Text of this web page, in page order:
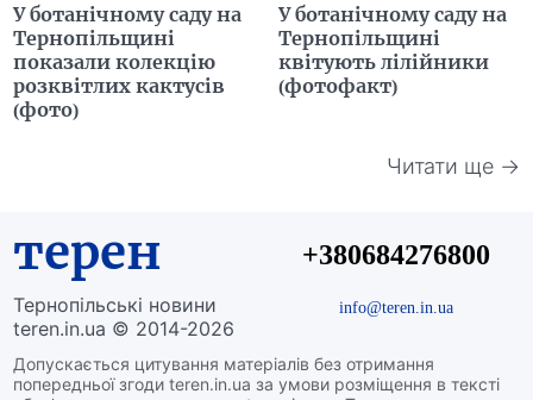
У ботанічному саду на
Тернопільщині
показали колекцію
розквітлих кактусів
(фото)
У ботанічному саду на
Тернопільщині
квітують лілійники
(фотофакт)
Читати ще →
терен
Тернопільські новини
teren.in.ua © 2014-2026
Допускається цитування матеріалів без отримання
попередньої згоди teren.in.ua за умови розміщення в тексті
+380684276800
info@teren.in.ua